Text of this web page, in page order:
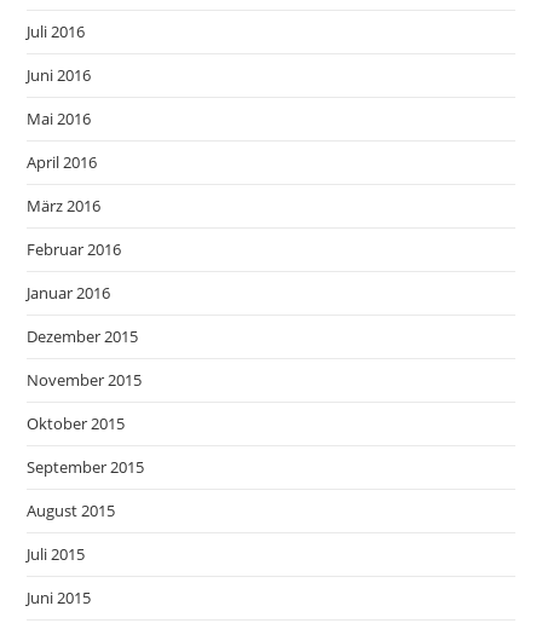
Juli 2016
Juni 2016
Mai 2016
April 2016
März 2016
Februar 2016
Januar 2016
Dezember 2015
November 2015
Oktober 2015
September 2015
August 2015
Juli 2015
Juni 2015